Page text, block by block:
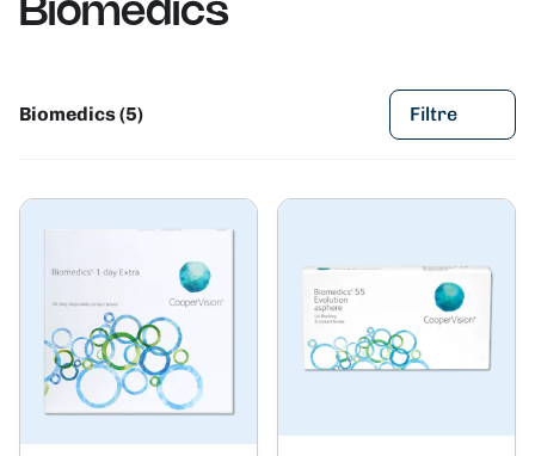
Biomedics
Biomedics (5) Filtre